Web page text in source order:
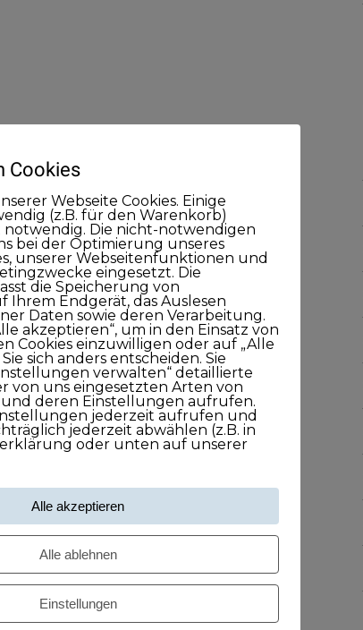
Cookies
Webseite Cookies. Einige
(z.B. für den Warenkorb)
notwendig. Die nicht-notwendigen
bei der Optimierung unseres
unserer Webseitenfunktionen und
eingesetzt. Die
die Speicherung von
Ihrem Endgerät, das Auslesen
Daten sowie deren Verarbeitung.
akzeptieren“, um in den Einsatz von
Cookies einzuwilligen oder auf „Alle
sich anders entscheiden. Sie
verwalten“ detaillierte
von uns eingesetzten Arten von
und deren Einstellungen aufrufen.
jederzeit aufrufen und
jederzeit abwählen (z.B. in
oder unten auf unserer
Alle akzeptieren
Alle ablehnen
Einstellungen